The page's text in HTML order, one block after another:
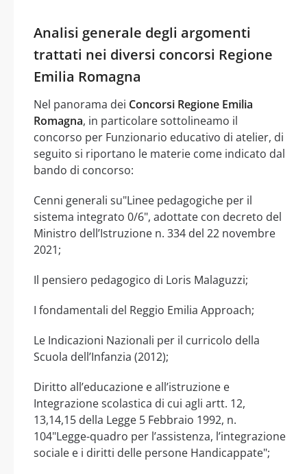
Analisi generale degli argomenti
trattati nei diversi concorsi Regione
Emilia Romagna
Nel panorama dei Concorsi Regione Emilia
Romagna, in particolare sottolineamo il
concorso per Funzionario educativo di atelier, di
seguito si riportano le materie come indicato dal
bando di concorso:
Cenni generali su"Linee pedagogiche per il
sistema integrato 0/6", adottate con decreto del
Ministro dell’Istruzione n. 334 del 22 novembre
2021;
Il pensiero pedagogico di Loris Malaguzzi;
I fondamentali del Reggio Emilia Approach;
Le Indicazioni Nazionali per il curricolo della
Scuola dell’Infanzia (2012);
Diritto all’educazione e all’istruzione e
Integrazione scolastica di cui agli artt. 12,
13,14,15 della Legge 5 Febbraio 1992, n.
104"Legge-quadro per l’assistenza, l’integrazione
sociale e i diritti delle persone Handicappate";